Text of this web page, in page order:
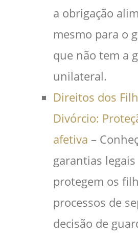
a obrigação
mesmo para o
que não tem a
unilateral.
Direitos dos
Divórcio:
afetiva –
garantias
protegem os
processos de
decisão de